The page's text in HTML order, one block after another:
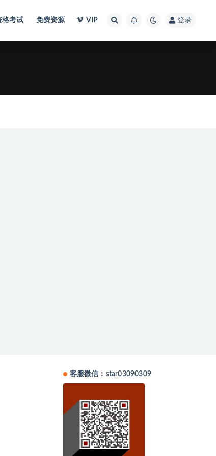
格考试 免费资源 VIP 登录
客服微信：star03090309